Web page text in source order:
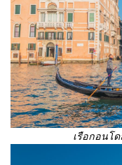
เรือกอนโ